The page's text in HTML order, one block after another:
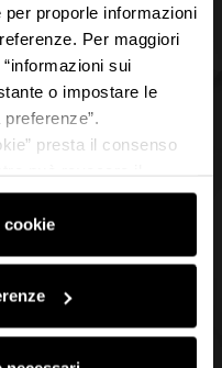
proporle informazioni
Per maggiori
sui
o impostare le
presta il consenso
i cookie necessari” e
necessari al corretto